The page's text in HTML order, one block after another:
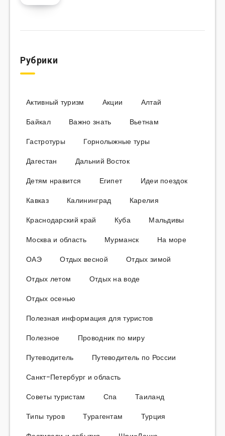
Рубрики
Активный туризм Акции
Алтай
Байкал
Важно знать
Вьетнам
Гастротуры
Горнолыжные туры
Дагестан
Дальний Восток
Детям нравится
Египет
Идеи поездок
Кавказ
Калининград
Карелия
Краснодарский край
Куба
Мальдивы
Москва и область
Мурманск
На море
ОАЭ
Отдых весной
Отдых зимой
Отдых летом
Отдых на воде
Отдых осенью
Полезная информация для туристов
Полезное
Проводник по миру
Путеводитель
Путеводитель по России
Санкт-Петербург и область
Советы туристам
Спа
Таиланд
Типы туров
Турагентам
Турция